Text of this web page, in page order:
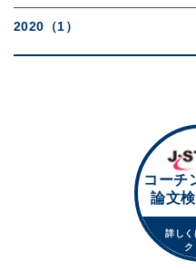
2020（1）
コーチ
論文
詳しく
ク